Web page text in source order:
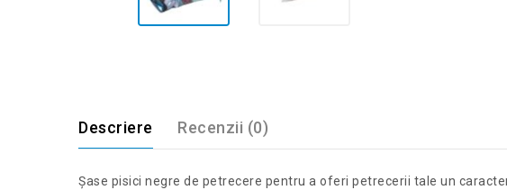
Descriere Recenzii (0)
Șase pisici negre de petrecere pentru a oferi petrecerii tale un